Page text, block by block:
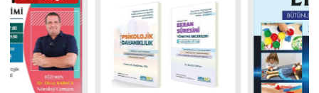
İndirim
İndirim